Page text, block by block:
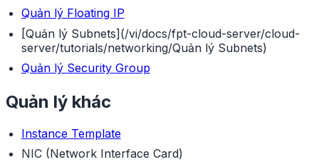
Quản lý Floating IP
[Quản lý Subnets](/vi/docs/fpt-cloud-server/cloud-
server/tutorials/networking/Quản lý Subnets)
Quản lý Security Group
Quản lý khác
Instance Template
NIC (Network Interface Card)